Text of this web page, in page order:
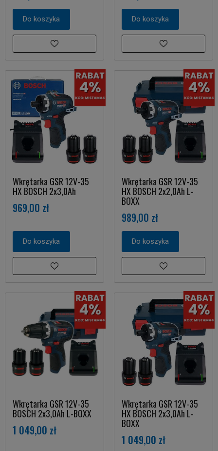
Do koszyka Do koszyka
Wkrętarka GSR 12V-35
HX BOSCH 2x3,0Ah
969,00 zł
Do koszyka
Wkrętarka GSR 12V-35
HX BOSCH 2x2,0Ah L-
BOXX
989,00 zł
Do koszyka
Wkrętarka GSR 12V-35
BOSCH 2x3,0Ah L-BOXX
1 049,00 zł
Wkrętarka GSR 12V-35
HX BOSCH 2x3,0Ah L-
BOXX
1 049,00 zł